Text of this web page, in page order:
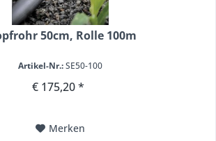
50cm, Rolle 100m
Artikel-Nr.:SE50-100
€ 175,20 *
Merken